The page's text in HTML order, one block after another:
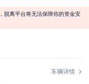
脱离平台将无法保障你的资金安
车辆详情